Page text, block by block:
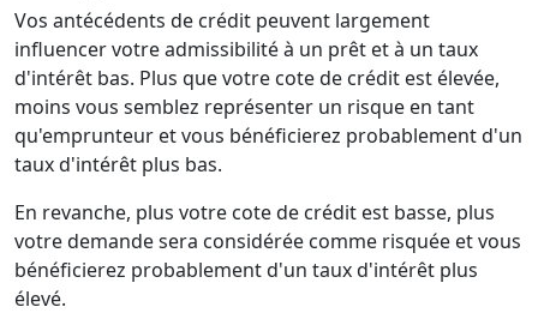
Vos antécédents de crédit peuvent largement
influencer votre admissibilité à un prêt et à un taux
d'intérêt bas. Plus que votre cote de crédit est élevée,
moins vous semblez représenter un risque en tant
qu'emprunteur et vous bénéficierez probablement d'un
taux d'intérêt plus bas.
En revanche, plus votre cote de crédit est basse, plus
votre demande sera considérée comme risquée et vous
bénéficierez probablement d'un taux d'intérêt plus
élevé.